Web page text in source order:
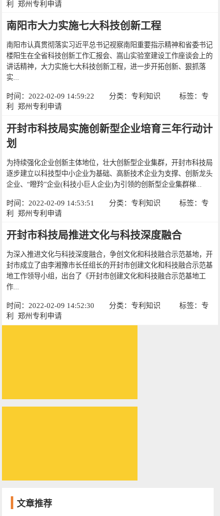
利
郑州专利申请
南阳市大力实施七大科技创新工程
南阳市认真贯彻落实习近平总书记视察南阳重要指示精神和省委书记
楼阳生在全省科技创新工作汇报会、嵩山实验室建设工作座谈会上的
讲话精神，大力实施七大科技创新工程，进一步开拓创新、狠抓落
实...
时间：2022-02-09 14:59:22 分类：专利知识 标签： 专
利
郑州专利申请
开封市科技局实施创新型企业培育三年行动计
划
为持续强化企业创新主体地位，壮大创新型企业集群，开封市科技局
逐步建立以科技型中小企业为基础、高新技术企业为支撑、创新龙头
企业、“瞪羚”企业(科技小巨人企业)为引领的创新型企业集群梯...
时间：2022-02-09 14:53:51 分类：专利知识 标签： 专
利
郑州专利申请
开封市科技局推进文化与科技深度融合
为深入推进文化与科技深度融合，争创文化和科技融合示范基地，开
封市成立了由李湘豫市长任组长的开封市创建文化和科技融合示范基
地工作领导小组，出台了《开封市创建文化和科技融合示范基地工
作...
时间：2022-02-09 14:52:30 分类：专利知识 标签： 专
利
郑州专利申请
文章推荐